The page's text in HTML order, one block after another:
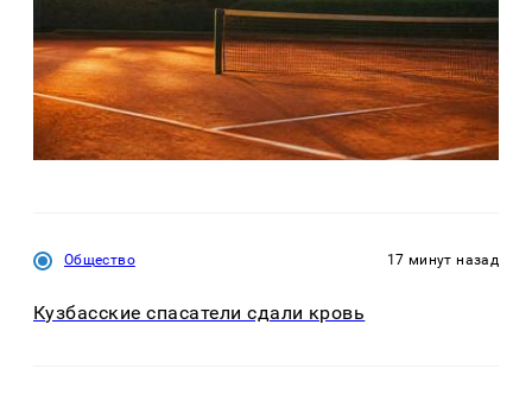
Общество 17 минут назад
Кузбасские спасатели сдали кровь